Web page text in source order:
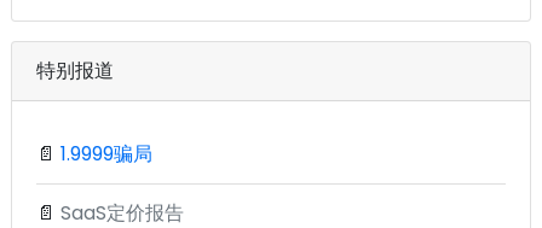
特别报道
📄 1.9999骗局
📄 SaaS定价报告